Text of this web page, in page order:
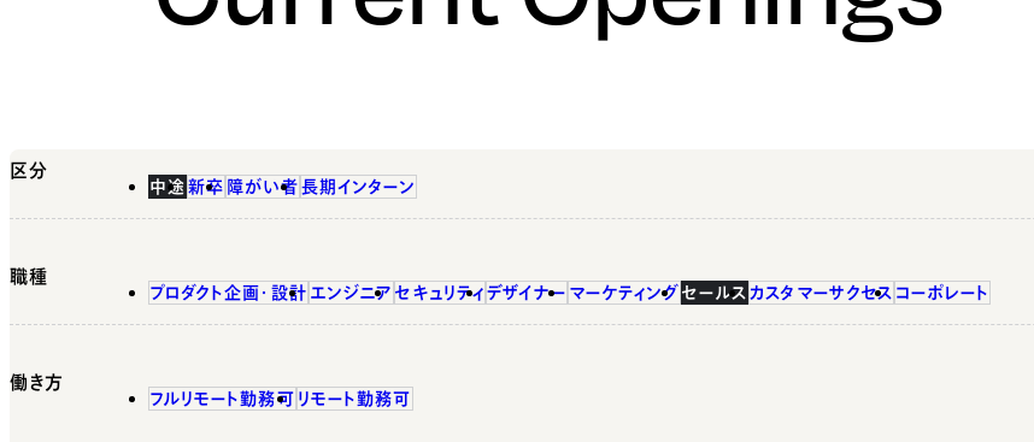
区分
中途 新卒 障がい者 長期インターン
職種
プロダクト企画・設計 エンジニア セキュリティ デザイナー マーケティング セールス カスタマーサクセス コーポレート
働き方
フルリモート勤務可 リモート勤務可